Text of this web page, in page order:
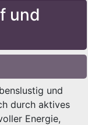
und
und
durch aktives
Energie,